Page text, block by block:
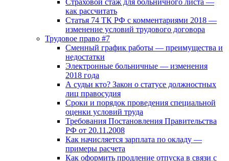
Страховой стаж для больничного листа —
как рассчитать
Статья 74 ТК РФ с комментариями 2018 —
изменение условий трудового договора
Трудовое право #7
Сменный график работы — преимущества и
недостатки
Электронные больничные — изменения
2018 года
А судьи кто? Закон о статусе должностных
лиц правосудия
Сроки и порядок проведения специальной
оценки условий труда
Требования Постановления Правительства
РФ от 20.11.2008
Как начисляется зарплата по окладу —
примеры расчета
Как оформить продление отпуска в связи с